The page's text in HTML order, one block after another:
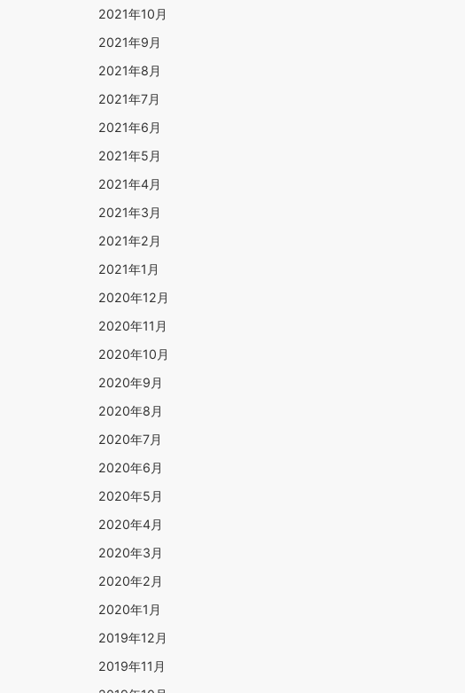
2021年10月
2021年9月
2021年8月
2021年7月
2021年6月
2021年5月
2021年4月
2021年3月
2021年2月
2021年1月
2020年12月
2020年11月
2020年10月
2020年9月
2020年8月
2020年7月
2020年6月
2020年5月
2020年4月
2020年3月
2020年2月
2020年1月
2019年12月
2019年11月